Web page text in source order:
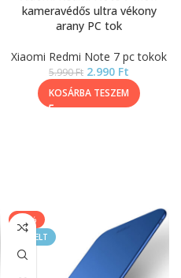
kameravédős ultra vékony
arany PC tok
Xiaomi Redmi Note 7 pc tokok
5.990Ft 2.990 Ft
KOSÁRBA TESZEM
-50%
KIEMELT